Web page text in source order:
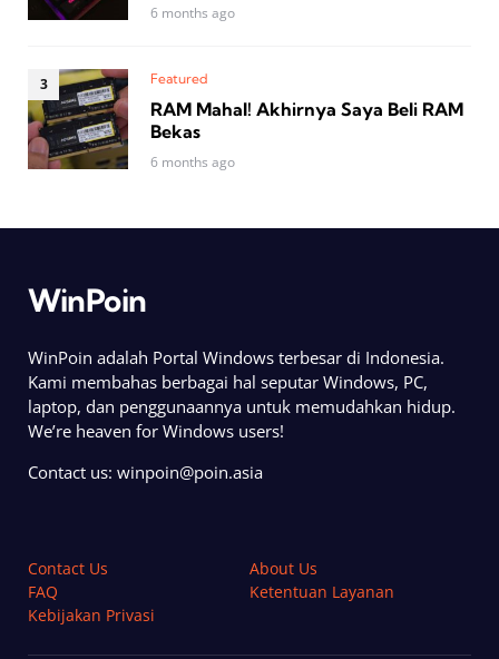
6 months ago
Featured
RAM Mahal! Akhirnya Saya Beli RAM
Bekas
6 months ago
WinPoin
WinPoin adalah Portal Windows terbesar di Indonesia.
Kami membahas berbagai hal seputar Windows, PC,
laptop, dan penggunaannya untuk memudahkan hidup.
We’re heaven for Windows users!
Contact us: winpoin@poin.asia
Contact Us
About Us
FAQ
Ketentuan Layanan
Kebijakan Privasi